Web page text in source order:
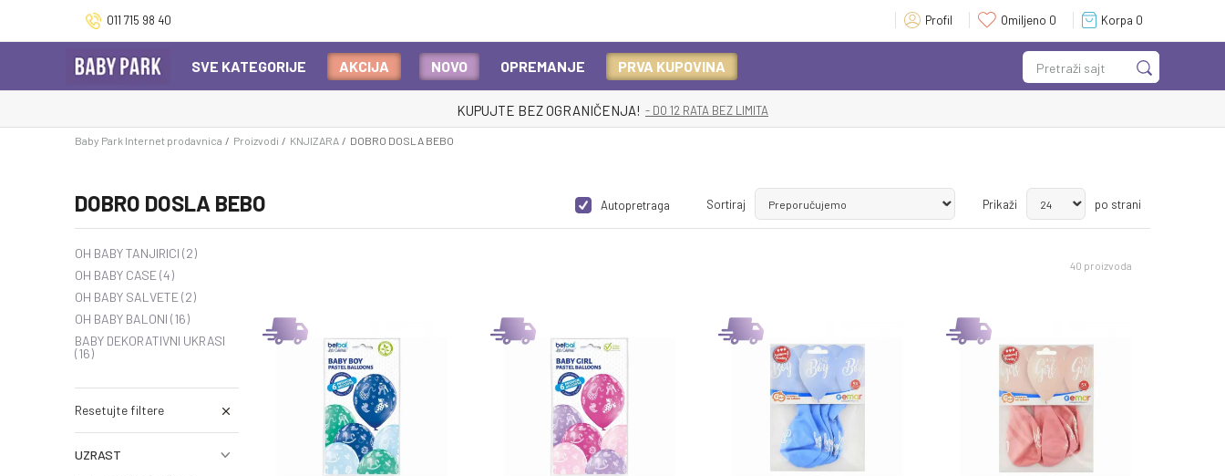
011 715 98 40 Profil Omiljeno 0 Korpa 0
Pretraži sajt
SVE KATEGORIJE AKCIJA NOVO OPREMANJE PRVA KUPOVINA
KUPUJTE BEZ OGRANIČENJA! - DO 12 RATA BEZ LIMITA
Baby Park Internet prodavnica Proizvodi KNJIZARA DOBRO DOSLA BEBO
DOBRO DOSLA BEBO Autopretraga Sortiraj Prikaži po strani
OH BABY TANJIRICI (2)
OH BABY CASE(4)
OH BABY SALVETE(2)
OH BABY BALONI (16)
BABY DEKORATIVNI UKRASI
(16)
Resetujte filtere
UZRAST
40 proizvoda